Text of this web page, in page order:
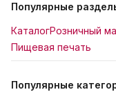
Популярные
КаталогРозничный
Пищевая печать
Популярные